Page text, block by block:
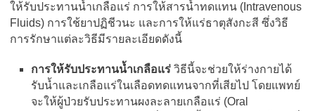
ให้รับประทานน้ำเกลือแร่ การให้สารน้ำทดแทน (Intravenous
Fluids) การใช้ยาปฏิชีวนะ และการให้แร่ธาตุสังกะสี ซึ่งวิธี
การรักษาแต่ละวิธีมีรายละเอียดดังนี้
การให้รับประทานน้ำเกลือแร่วิธีนี้จะช่วยให้ร่างกายได้
รับน้ำและเกลือแร่ในเลือดทดแทนจากที่เสียไป โดยแพทย์
จะให้ผู้ป่วยรับประทานผงละลายเกลือแร่ (Oral